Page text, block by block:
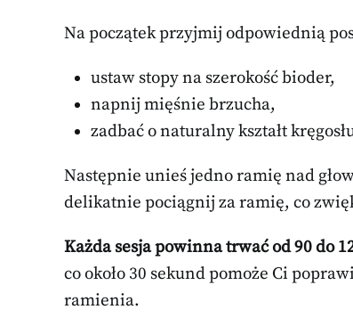
Na początek przyjmij odpowiednią
ustaw stopy na szerokość bioder,
napnij mięśnie brzucha,
zadbać o naturalny kształt
Następnie unieś jedno ramię nad
delikatnie pociągnij za ramię, co
Każda sesja powinna trwać od 90 do
co około 30 sekund pomoże Ci
ramienia.